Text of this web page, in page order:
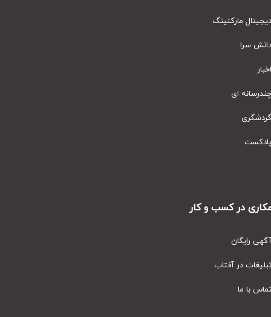
مارکتینگ
سرا
ای
در کسب و کار
رایگان
در آفتاب
با ما